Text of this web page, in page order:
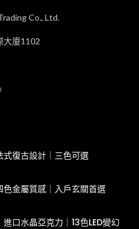
Co., Ltd.
大廈1102
式復古設計｜三色可選
色金屬質感｜入戶玄關首選
口水晶亞克力｜13色LED變幻